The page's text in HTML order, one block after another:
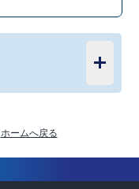
ホームへ戻る